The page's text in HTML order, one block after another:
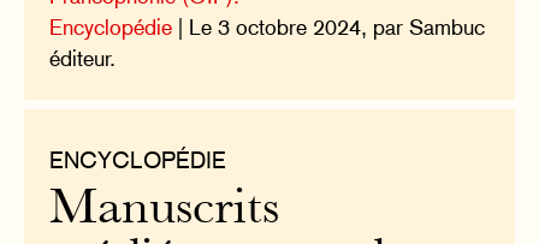
Encyclopédie | Le 3 octobre 2024, par Sambuc
éditeur.
ENCYCLOPÉDIE
Manuscrits